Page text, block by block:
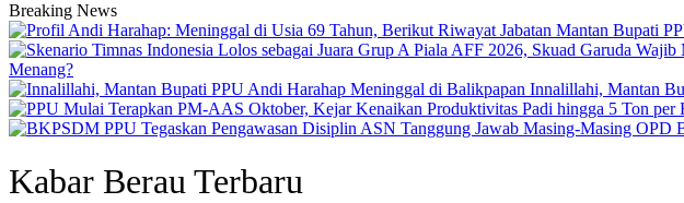
Breaking News
Menang?
Innalillahi, Mantan
Kabar Berau Terbaru